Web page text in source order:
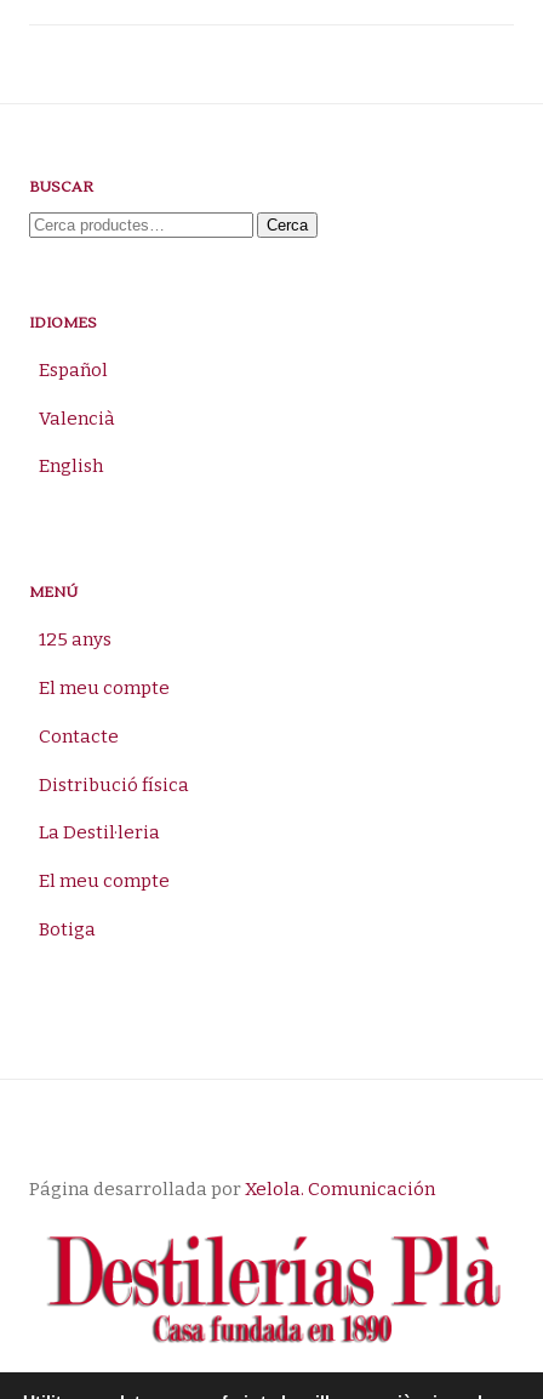
BUSCAR
Cerca: Cerca
IDIOMES
Español
Valencià
English
MENÚ
125 anys
El meu compte
Contacte
Distribució física
La Destil·leria
El meu compte
Botiga
Página desarrollada porXelola. Comunicación